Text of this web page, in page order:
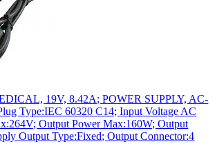
19V, 8.42A; POWER SUPPLY, AC-
Type:IEC 60320 C14; Input Voltage AC
Output Power Max:160W; Output
Output Type:Fixed; Output Connector:4